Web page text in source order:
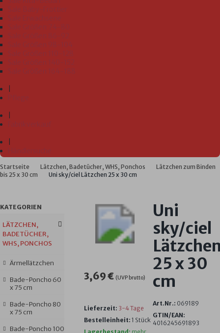
Startseite Lätzchen, Badetücher, WHS, Ponchos
Lätzchen zum Binden
bis 25 x 30 cm
Uni sky/ciel Lätzchen 25 x 30 cm
KATEGORIEN
LÄTZCHEN,
BADETÜCHER,
WHS, PONCHOS
Ärmellätzchen
Bade-Poncho 60
x 75 cm
Bade-Poncho 80
x 75 cm
Bade-Poncho 100
Uni
sky/ciel
25 x 30
cm
Art.Nr.: 069189
GTIN/EAN:
4016245691893
3,69 € (UVP brutto)
Lieferzeit: 3-4 Tage
Bestelleinheit: 1 Stück